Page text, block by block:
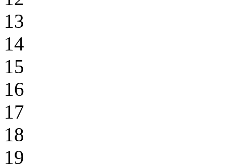
13
14
15
16
17
18
19